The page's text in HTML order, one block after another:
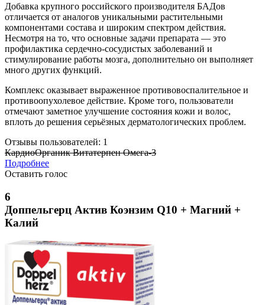
Добавка крупного российского производителя БАДов
отличается от аналогов уникальными растительными
компонентами состава и широким спектром действия.
Несмотря на то, что основные задачи препарата — это
профилактика сердечно-сосудистых заболеваний и
стимулирование работы мозга, дополнительно он выполняет
много других функций.
Комплекс оказывает выраженное противовоспалительное и
противоопухолевое действие. Кроме того, пользователи
отмечают заметное улучшение состояния кожи и волос,
вплоть до решения серьёзных дерматологических проблем.
Отзывы пользователей: 1
КардиоОрганик Витатерпен Омега-3
Подробнее
Оставить голос
6
Доппельгерц Актив Коэнзим Q10 + Магний +
Калий